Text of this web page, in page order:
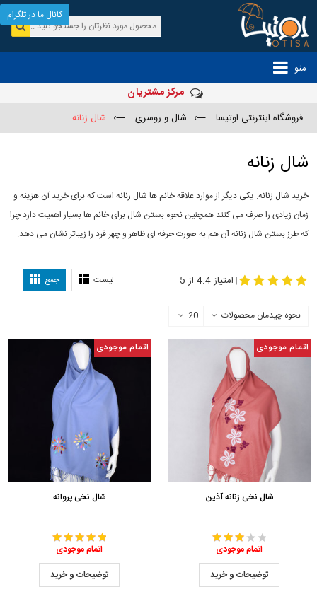
منو
مرکز مشتریان
فروشگاه اینترنتی اوتیسا —› شال و روسری —› شال زنانه
شال زنانه
خرید شال زنانه. یکی دیگر از موارد علاقه خانم ها شال زنانه است که برای خرید آن هزینه و
زمان زیادی را صرف می کنند همچنین نحوه بستن شال برای خانم ها بسیار اهمیت دارد چرا
که طرز بستن شال زنانه آن هم به صورت حرفه ای ظاهر و چهر فرد را زیباتر نشان می دهد.
لیست جمع | امتیاز 4.4 از 5
نحوه چیدمان محصولات 20
اتمام موجودی
شال نخی زنانه آذین
اتمام موجودی
توضیحات و خرید
اتمام موجودی
شال نخی پروانه
اتمام موجودی
توضیحات و خرید
کانال ما در تلگرام